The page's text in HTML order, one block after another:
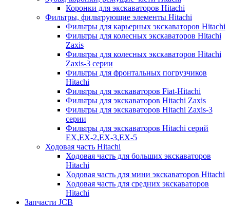
Коронки для экскаваторов Hitachi
Фильтры, фильтрующие элементы Hitachi
Фильтры для карьерных экскаваторов Hitachi
Фильтры для колесных экскаваторов Hitachi
Zaxis
Фильтры для колесных экскаваторов Hitachi
Zaxis-3 серии
Фильтры для фронтальных погрузчиков
Hitachi
Фильтры для экскаваторов Fiat-Hitachi
Фильтры для экскаваторов Hitachi Zaxis
Фильтры для экскаваторов Hitachi Zaxis-3
серии
Фильтры для экскаваторов Hitachi серий
EX,EX-2,EX-3,EX-5
Ходовая часть Hitachi
Ходовая часть для больших экскаваторов
Hitachi
Ходовая часть для мини экскаваторов Hitachi
Ходовая часть для средних экскаваторов
Hitachi
Запчасти JCB